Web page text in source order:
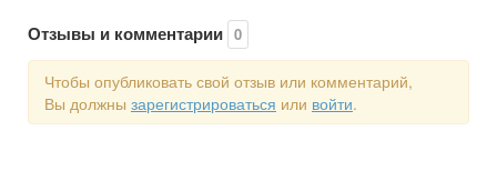
Отзывы и комментарии 0
Чтобы опубликовать свой отзыв или комментарий,
Вы должны зарегистрироваться или войти.